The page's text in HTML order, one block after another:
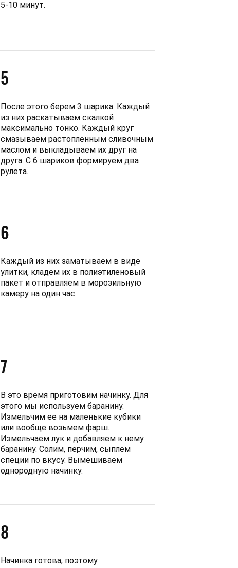
5-10 минут.
5
После этого берем 3 шарика. Каждый
из них раскатываем скалкой
максимально тонко. Каждый круг
смазываем растопленным сливочным
маслом и выкладываем их друг на
друга. С 6 шариков формируем два
рулета.
6
Каждый из них заматываем в виде
улитки, кладем их в полиэтиленовый
пакет и отправляем в морозильную
камеру на один час.
7
В это время приготовим начинку. Для
этого мы используем баранину.
Измельчим ее на маленькие кубики
или вообще возьмем фарш.
Измельчаем лук и добавляем к нему
баранину. Солим, перчим, сыплем
специи по вкусу. Вымешиваем
однородную начинку.
8
Начинка готова, поэтому